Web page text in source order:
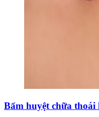
Bấm huyệt chữa thoái